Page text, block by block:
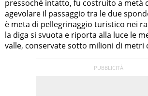
pressoché intatto, fu costruito a metà
agevolare il passaggio tra le due
è meta di pellegrinaggio turistico nei
la diga si svuota e riporta alla luce le
valle, conservate sotto milioni di metri